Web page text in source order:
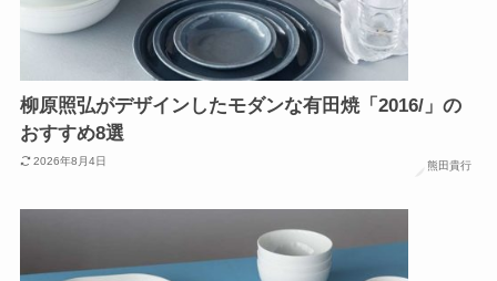
柳原照弘がデザインしたモダンな有田焼「2016/」の
おすすめ8選
2026年8月4日 熊田貴行